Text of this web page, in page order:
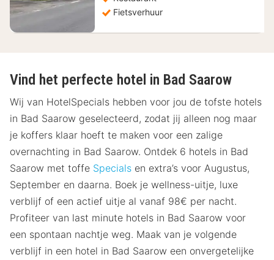
Fietsverhuur
Vind het perfecte hotel in Bad Saarow
Wij van HotelSpecials hebben voor jou de tofste hotels
in Bad Saarow geselecteerd, zodat jij alleen nog maar
je koffers klaar hoeft te maken voor een zalige
overnachting in Bad Saarow. Ontdek 6 hotels in Bad
Saarow met toffe Specials en extra’s voor Augustus,
September en daarna. Boek je wellness-uitje, luxe
verblijf of een actief uitje al vanaf 98€ per nacht.
Profiteer van last minute hotels in Bad Saarow voor
een spontaan nachtje weg. Maak van je volgende
verblijf in een hotel in Bad Saarow een onvergetelijke